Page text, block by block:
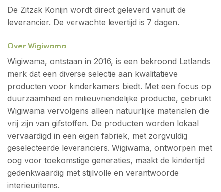
De Zitzak Konijn wordt direct geleverd vanuit de
leverancier. De verwachte levertijd is 7 dagen.
Over Wigiwama
Wigiwama, ontstaan in 2016, is een bekroond Letlands
merk dat een diverse selectie aan kwalitatieve
producten voor kinderkamers biedt. Met een focus op
duurzaamheid en milieuvriendelijke productie, gebruikt
Wigiwama vervolgens alleen natuurlijke materialen die
vrij zijn van gifstoffen. De producten worden lokaal
vervaardigd in een eigen fabriek, met zorgvuldig
geselecteerde leveranciers. Wigiwama, ontworpen met
oog voor toekomstige generaties, maakt de kindertijd
gedenkwaardig met stijlvolle en verantwoorde
interieuritems.